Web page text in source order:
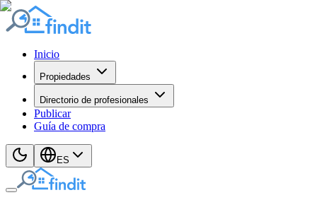
Inicio
Propiedades
Directorio de profesionales
Publicar
Guía de compra
ES